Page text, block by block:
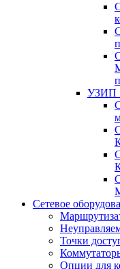
УЗИП
Сетевое
Точки
Опции для